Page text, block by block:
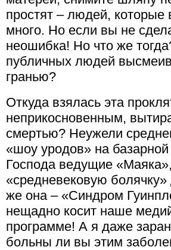
простят – людей, которые
много. Но если вы не
неошибка! Но что же
публичных людей
гранью?
Откуда взялась эта
неприкосновенным,
смертью? Неужели
«шоу уродов» на
Господа ведущие
«средневековую
же она – «Синдром
нещадно косит наше
программе! А я даже
больны ли вы этим